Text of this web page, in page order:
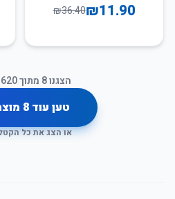
₪11.90
₪36.40
הצגנו8 מתוך620
טען עוד8
או הצג את כל